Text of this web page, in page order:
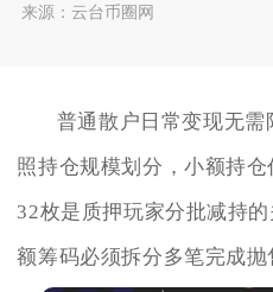
来源：云台币圈网
普通散户日常变现无
照持仓规模划分，小额持仓
32枚是质押玩家分批减持
额筹码必须拆分多笔完成抛